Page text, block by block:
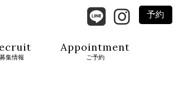
募集情報
Appointment
ご予約
予約